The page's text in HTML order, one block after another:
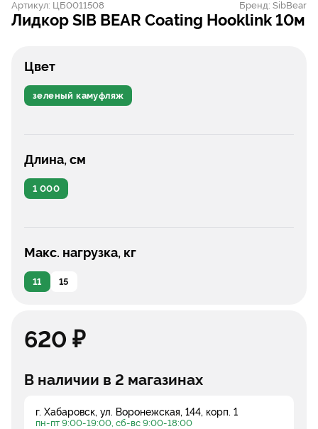
Артикул: ЦБ0011508 Бренд: SibBear
Лидкор SIB BEAR Coating Hooklink 10м
Цвет
зеленый камуфляж
Длина, см
1 000
Макс. нагрузка, кг
11 15
620 ₽
В наличии в 2 магазинах
г. Хабаровск, ул. Воронежская, 144, корп. 1
пн-пт 9:00-19:00, сб-вс 9:00-18:00